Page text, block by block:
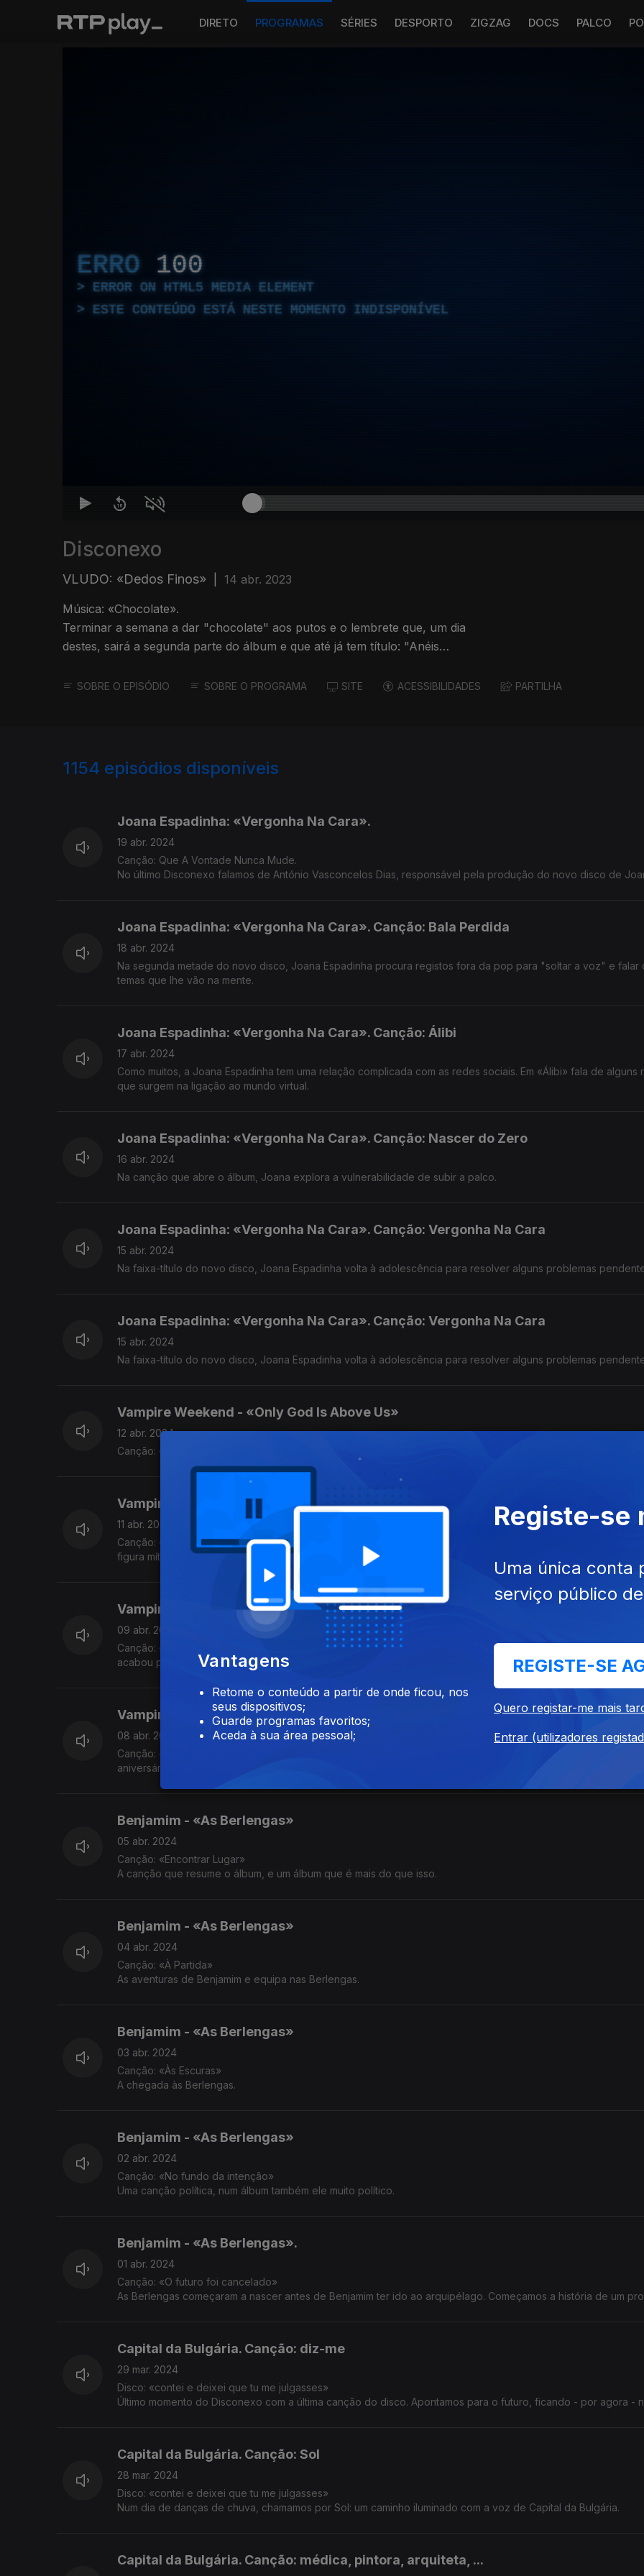
DIRETO PROGRAMAS SÉRIES DESPORTO ZIGZAG DOCS PALCO
ERRO 100
ERROR ON HTML5 MEDIA ELEMENT
ESTE CONTEÚDO ESTÁ NESTE MOMENTO INDISPONÍVEL
Disconexo
VLUDO: «Dedos Finos» 14 abr. 2023
Música: «Chocolate».
Terminar a semana a dar "chocolate" aos putos e o lembrete que, um dia
destes, sairá a segunda parte do álbum e que até já tem título: "Anéis
SOBRE O EPISÓDIO SOBRE O PROGRAMA SITE ACESSIBILIDADES PARTILHA
1154 episódios disponíveis
Joana Espadinha: «Vergonha Na Cara».
19 abr. 2024
Canção: Que A Vontade Nunca Mude.
No último Disconexo falamos de António Vasconcelos Dias, responsável pela produção do novo disco de
Joana Espadinha: «Vergonha Na Cara». Canção: Bala Perdida
18 abr. 2024
Na segunda metade do novo disco, Joana Espadinha procura registos fora da pop para "soltar a voz" e falar
temas que lhe vão na mente.
Joana Espadinha: «Vergonha Na Cara». Canção: Álibi
17 abr. 2024
Como muitos, a Joana Espadinha tem uma relação complicada com as redes sociais. Em «Álibi» fala de alguns
que surgem na ligação ao mundo virtual.
Joana Espadinha: «Vergonha Na Cara». Canção: Nascer do Zero
16 abr. 2024
Na canção que abre o álbum, Joana explora a vulnerabilidade de subir a palco.
Joana Espadinha: «Vergonha Na Cara». Canção: Vergonha Na Cara
15 abr. 2024
Na faixa-título do novo disco, Joana Espadinha volta à adolescência para resolver alguns problemas
Joana Espadinha: «Vergonha Na Cara». Canção: Vergonha Na Cara
15 abr. 2024
Na faixa-título do novo disco, Joana Espadinha volta à adolescência para resolver alguns problemas
Vampire Weekend - «Only God Is Above Us»
12 abr. 2024
Vampire Weekend - «Only God Is Above Us»
11 abr. 2024
Canção: «Mary Boone» Canção com nome de uma famosa galerista que acabou condenada por evasão fiscal. Uma
figura mítica de Nova Iorque, vista de uma perspetiva diferente
Vampire Weekend - «Only God Is Above Us»
09 abr. 2024
Canção: «Classical» Um álbum cheio de referências a Nova Iorque que começam na imagem que está na capa e que
acabou por dar nome ao disco.
Vampire Weekend - «Only God Is Above Us»
08 abr. 2024
Canção: «Capricorn» Um dia especial para começarmos a ouvir este disco: Ezra Koening faz hoje 40 anos e celebra o
aniversário com um concerto que coincide com o eclipse total do sol visível nos EUA.
Benjamim - «As Berlengas»
05 abr. 2024
Canção: «Encontrar Lugar»
A canção que resume o álbum, e um álbum que é mais do que isso.
Benjamim - «As Berlengas»
04 abr. 2024
Canção: «À Partida»
As aventuras de Benjamim e equipa nas Berlengas.
Benjamim - «As Berlengas»
03 abr. 2024
Canção: «Às Escuras»
A chegada às Berlengas.
Benjamim - «As Berlengas»
02 abr. 2024
Canção: «No fundo da intenção»
Uma canção política, num álbum também ele muito político.
Benjamim - «As Berlengas».
01 abr. 2024
Canção: «O futuro foi cancelado»
As Berlengas começaram a nascer antes de Benjamim ter ido ao arquipélago. Começamos a história de um
Capital da Bulgária. Canção: diz-me
29 mar. 2024
Disco: «contei e deixei que tu me julgasses»
Último momento do Disconexo com a última canção do disco. Apontamos para o futuro, ficando - por agora -
Capital da Bulgária. Canção: Sol
28 mar. 2024
Disco: «contei e deixei que tu me julgasses»
Num dia de danças de chuva, chamamos por Sol: um caminho iluminado com a voz de Capital da Bulgária.
Capital da Bulgária. Canção: médica, pintora, arquiteta, ...
Vantagens
Retome o conteúdo a partir de onde ficou, nos
seus dispositivos;
Guarde programas favoritos;
Aceda à sua área pessoal;
Registe-se
Uma única conta
serviço público
REGISTE-SE
Quero registar-me mais
Entrar (utilizadores